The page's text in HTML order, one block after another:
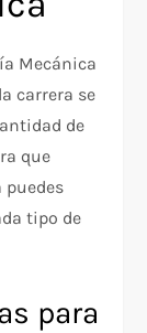
Mecánica
carrera se
de
que
puedes
tipo de
para